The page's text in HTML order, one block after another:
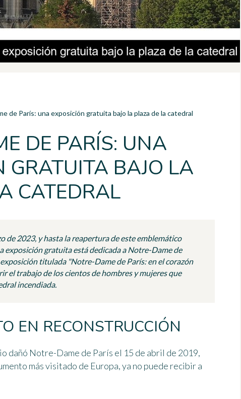
de París: una exposición gratuita bajo la plaza de la catedral
DE PARÍS: UNA
GRATUITA BAJO LA
CATEDRAL
de 2023, y hasta la reapertura de este emblemático
exposición gratuita está dedicada a Notre-Dame de
titulada "Notre-Dame de París: en el corazón
el trabajo de los cientos de hombres y mujeres que
incendiada.
EN RECONSTRUCCIÓN
dañó Notre-Dame de París el 15 de abril de 2019,
más visitado de Europa, ya no puede recibir a